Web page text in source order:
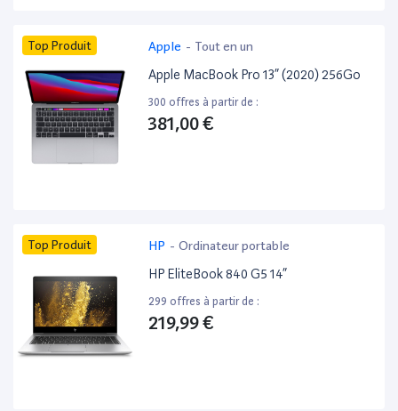
Top Produit Apple - Tout en un
Apple MacBook Pro 13” (2020) 256Go
300 offres à partir de :
381,00 €
Top Produit HP - Ordinateur portable
HP EliteBook 840 G5 14”
299 offres à partir de :
219,99 €